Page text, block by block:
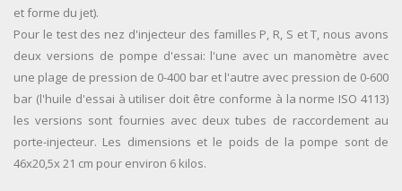
et forme du jet).
Pour le test des nez d'injecteur des familles P, R, S et T, nous avons
deux versions de pompe d'essai: l'une avec un manomètre avec
une plage de pression de 0-400 bar et l'autre avec pression de 0-600
bar (l'huile d'essai à utiliser doit être conforme à la norme ISO 4113)
les versions sont fournies avec deux tubes de raccordement au
porte-injecteur. Les dimensions et le poids de la pompe sont de
46x20,5x 21 cm pour environ 6 kilos.